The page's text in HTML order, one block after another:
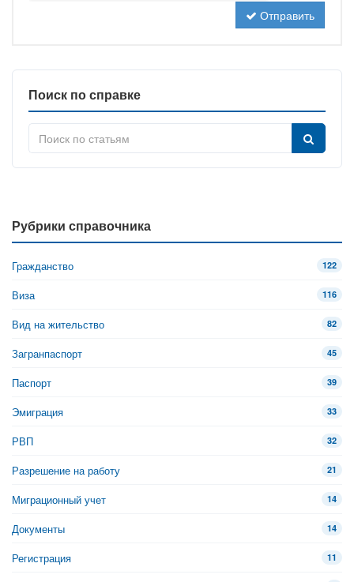
Отправить
Поиск по справке
Рубрики справочника
Гражданство 122
Виза 116
Вид на жительство 82
Загранпаспорт 45
Паспорт 39
Эмиграция 33
РВП 32
Разрешение на работу 21
Миграционный учет 14
Документы 14
Регистрация 11